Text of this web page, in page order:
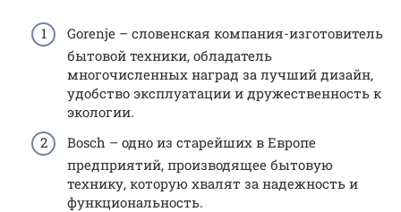
Gorenje – словенская компания-изготовитель
бытовой техники, обладатель
многочисленных наград за лучший дизайн,
удобство эксплуатации и дружественность к
экологии.
Bosch – одно из старейших в Европе
предприятий, производящее бытовую
технику, которую хвалят за надежность и
функциональность.